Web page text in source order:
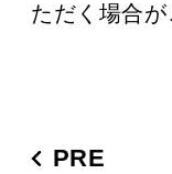
ただく場合が
PRE